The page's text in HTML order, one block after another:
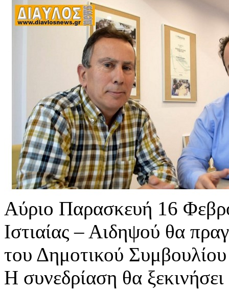
Αύριο Παρασκευή 16
Ιστιαίας – Αιδηψού θα
του Δημοτικού
Η συνεδρίαση θα